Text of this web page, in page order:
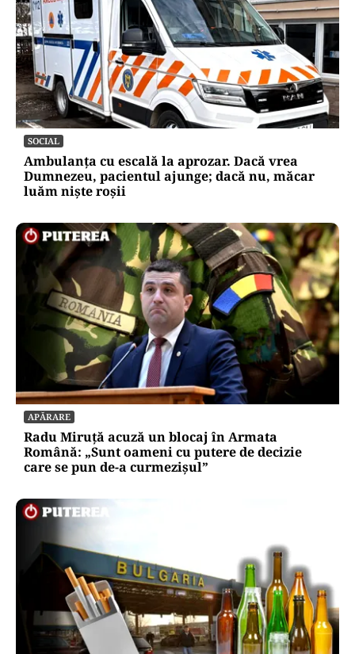
SOCIAL
Ambulanța cu escală la aprozar. Dacă vrea
Dumnezeu, pacientul ajunge; dacă nu, măcar
luăm niște roșii
APĂRARE
Radu Miruță acuză un blocaj în Armata
Română: „Sunt oameni cu putere de decizie
care se pun de-a curmezișul”